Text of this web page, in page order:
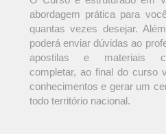
abordagem prática para
quantas vezes desejar.
poderá enviar dúvidas ao
apostilas e materiais
completar, ao final do curso
conhecimentos e gerar um
todo território nacional.